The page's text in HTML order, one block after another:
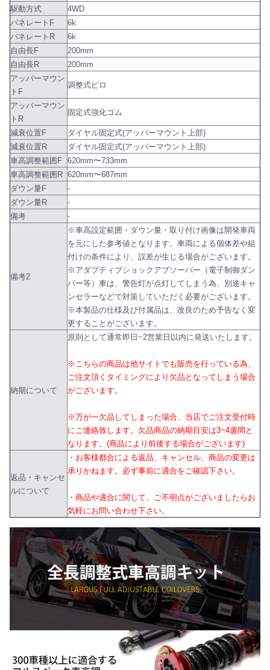
駆動方式
4WD
バネレートF
6k
バネレートR
6k
自由長F
200mm
自由長R
200mm
アッパーマウン
トF
調整式ピロ
アッパーマウン
トR
固定式強化ゴム
減衰位置F
ダイヤル固定式(アッパーマウント上部)
減衰位置R
ダイヤル固定式(アッパーマウント上部)
車高調整範囲F 620mm〜733mm
車高調整範囲R 620mm〜687mm
ダウン量F
-
ダウン量R
-
備考
-
備考2
※車高設定範囲・ダウン量・取り付け画像は開発車両
を元にした参考値となります。車両による個体差や組
付けの条件により、誤差が生じる場合がございます。
※アダプティブショックアブソーバー（電子制御ダン
パー等）車は、警告灯が点灯してしまう為、別途キャ
ンセラーなどで対策していただく必要がございます。
※本製品の仕様及び付属品は、改良のため予告なく変
更することがございます。
納期について
原則として通常即日~2営業日以内に発送いたします。
※こちらの商品は他サイトでも販売を行っている為、
ご注文頂くタイミングにより欠品となってしまう場合
がございます。
※万が一欠品してしまった場合、当店でご注文受付時
にご連絡致します。欠品商品の納期目安は3~4週間と
なります。(商品により前後する場合がございます)
返品・キャンセ
ルについて
・お客様都合による返品、キャンセル、商品の変更は
承りかねます。必ず事前に適合をご確認下さい。
・商品や適合に関して、ご不明点がございましたらお
気軽にお問い合わせ下さい。